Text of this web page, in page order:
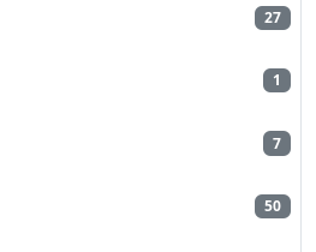
27
1
7
50